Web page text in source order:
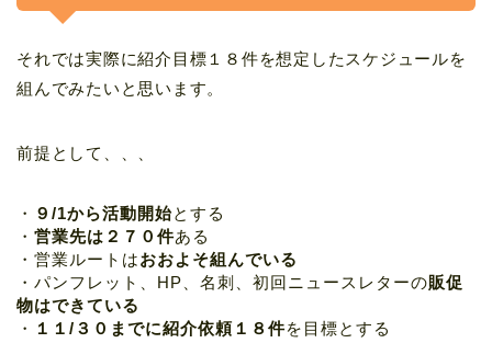
それでは実際に紹介目標１８件を想定したスケジュールを
組んでみたいと思います。
前提として、、、
・ ９/1から活動開始とする
・ 営業先は２７０件ある
・営業ルートはおおよそ組んでいる
・パンフレット、HP、名刺、初回ニュースレターの販促
物はできている
・
１１/３０までに紹介依頼１８件を目標とする